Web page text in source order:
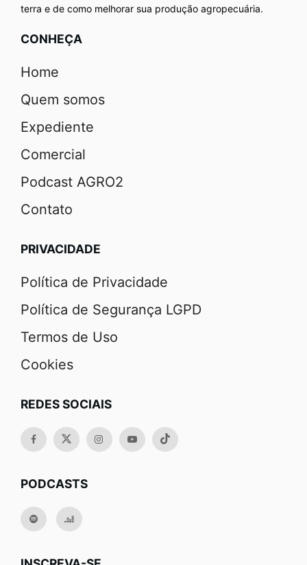
terra e de como melhorar sua produção agropecuária.
CONHEÇA
Home
Quem somos
Expediente
Comercial
Podcast AGRO2
Contato
PRIVACIDADE
Política de Privacidade
Política de Segurança LGPD
Termos de Uso
Cookies
REDES SOCIAIS
PODCASTS